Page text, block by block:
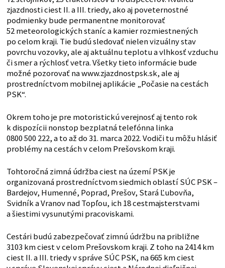
zjazdnosti ciest II. a III. triedy, ako aj poveternostné
podmienky bude permanentne monitorovať
52 meteorologických staníc a kamier rozmiestnených
po celom kraji. Tie budú sledovať nielen vizuálny stav
povrchu vozovky, ale aj aktuálnu teplotu a vlhkosť vzduchu
či smer a rýchlosť vetra. Všetky tieto informácie bude
možné pozorovať na www.zjazdnostpsk.sk, ale aj
prostredníctvom mobilnej aplikácie „Počasie na cestách
PSK“.
Okrem toho je pre motoristickú verejnosť aj tento rok
k dispozícii nonstop bezplatná telefónna linka
0800 500 222, a to až do 31. marca 2022. Vodiči tu môžu hlásiť
problémy na cestách v celom Prešovskom kraji.
Tohtoročná zimná údržba ciest na území PSK je
organizovaná prostredníctvom siedmich oblastí SÚC PSK –
Bardejov, Humenné, Poprad, Prešov, Stará Ľubovňa,
Svidník a Vranov nad Topľou, ich 18 cestmajsterstvami
a šiestimi vysunutými pracoviskami.
Cestári budú zabezpečovať zimnú údržbu na približne
3103 km ciest v celom Prešovskom kraji. Z toho na 2414 km
ciest II. a III. triedy v správe SÚC PSK, na 665 km ciest